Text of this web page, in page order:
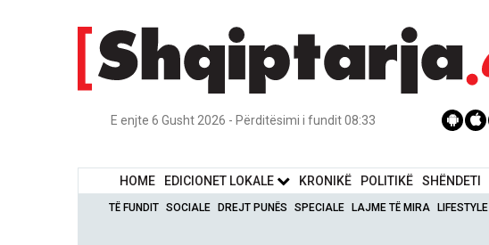
E enjte 6 Gusht 2026 - Përditësimi i fundit 08:33
HOME EDICIONET LOKALE KRONIKË POLITIKË SHËNDETI
TË FUNDIT SOCIALE DREJT PUNËS SPECIALE LAJME TË MIRA LIFESTYLE